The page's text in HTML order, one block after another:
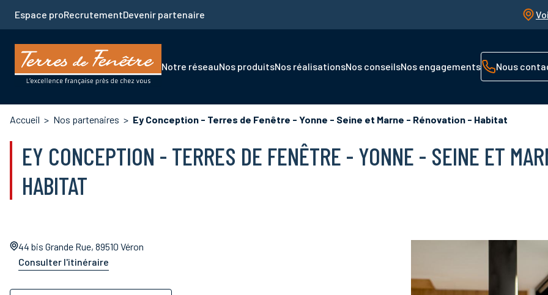
contenu
principal
Espace proRecrutementDevenir partenaire
Navigation
Notre réseauNos produitsNos réalisationsNos conseilsNos engagements Nous
Fil
Accueil Nos partenaires Ey Conception - Terres de Fenêtre - Yonne - Seine et Marne - Rénovation - Habitat
EY CONCEPTION - TERRES DE FENÊTRE - YONNE - SEINE ET
HABITAT
44 bis Grande Rue, 89510 Véron
Consulter l'itinéraire